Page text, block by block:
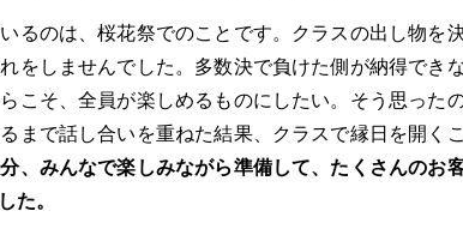
るのは、桜花祭でのことです。クラスの出し物を
をしませんでした。多数決で負けた側が納得でき
こそ、全員が楽しめるものにしたい。そう思った
まで話し合いを重ねた結果、クラスで縁日を開く
、みんなで楽しみながら準備して、たくさんのお
た。